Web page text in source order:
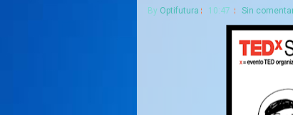
By Optifutura 10:47 Sin